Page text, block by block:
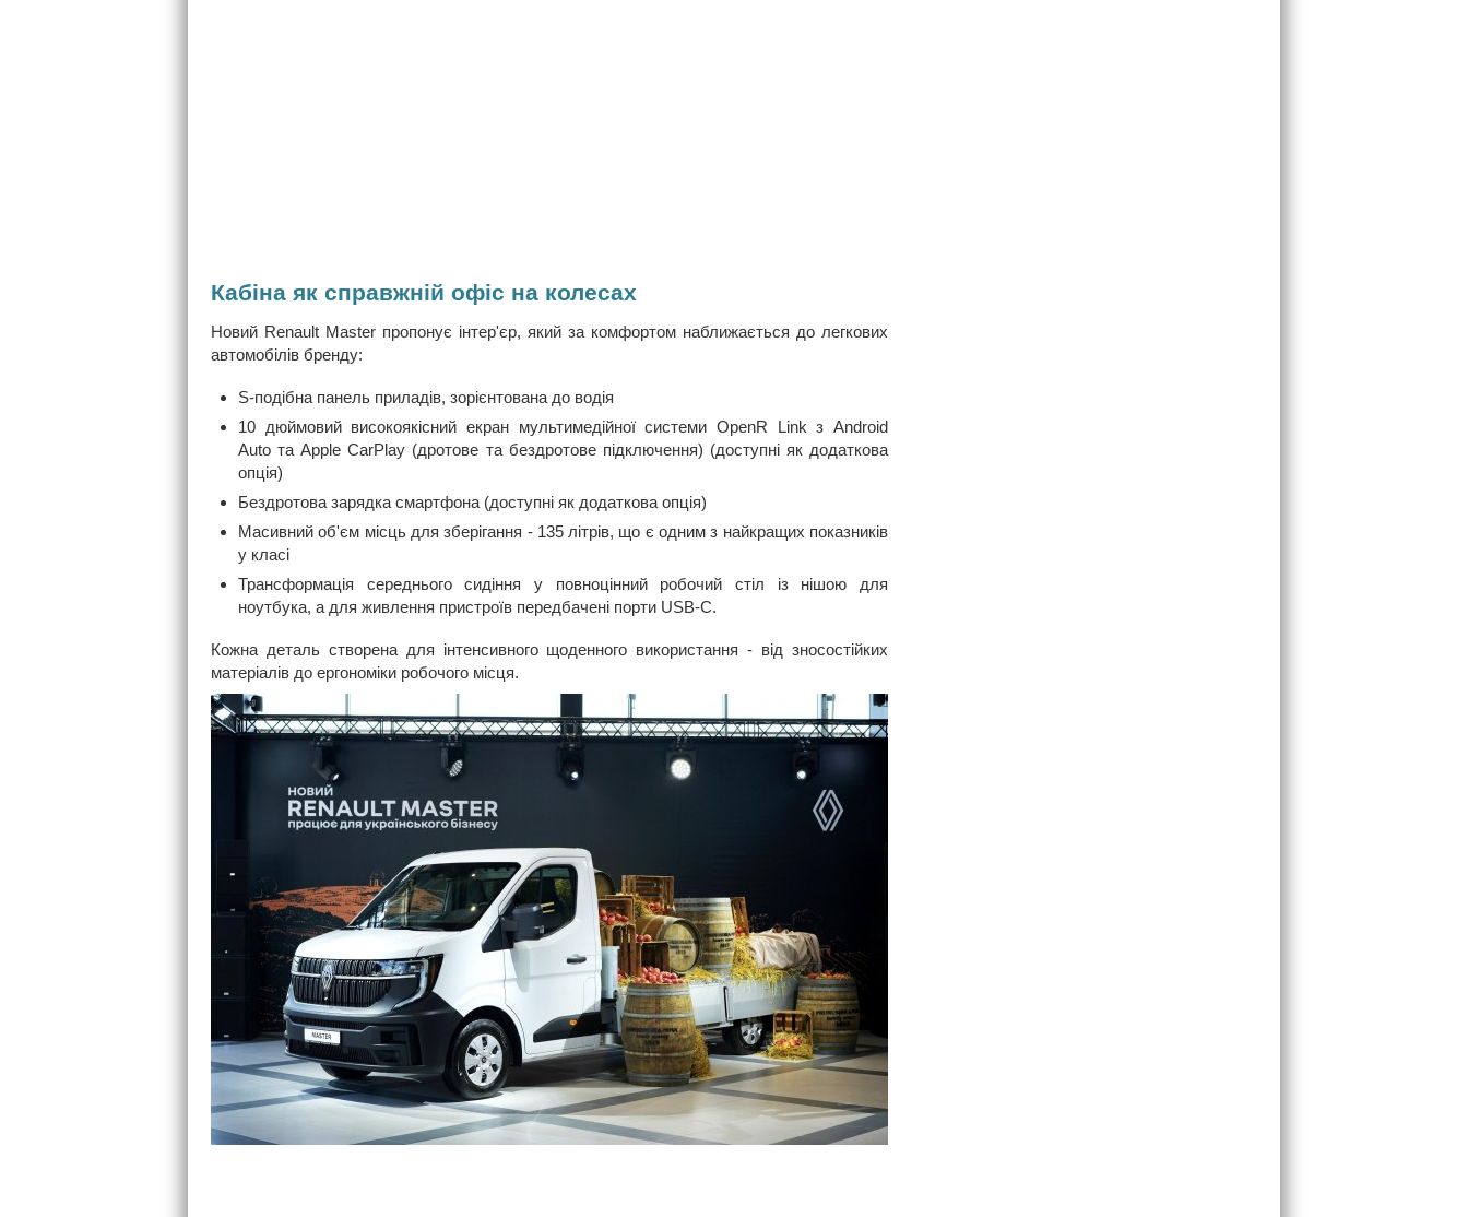
Кабіна як справжній офіс на колесах
Новий Renault Master пропонує інтер'єр, який за комфортом наближається до легкових
автомобілів бренду:
S-подібна панель приладів, зорієнтована до водія
10 дюймовий високоякісний екран мультимедійної системи OpenR Link з Android
Auto та Apple CarPlay (дротове та бездротове підключення) (доступні як додаткова
опція)
Бездротова зарядка смартфона (доступні як додаткова опція)
Масивний об'єм місць для зберігання - 135 літрів, що є одним з найкращих показників
у класі
Трансформація середнього сидіння у повноцінний робочий стіл із нішою для
ноутбука, а для живлення пристроїв передбачені порти USB-C.
Кожна деталь створена для інтенсивного щоденного використання - від зносостійких
матеріалів до ергономіки робочого місця.